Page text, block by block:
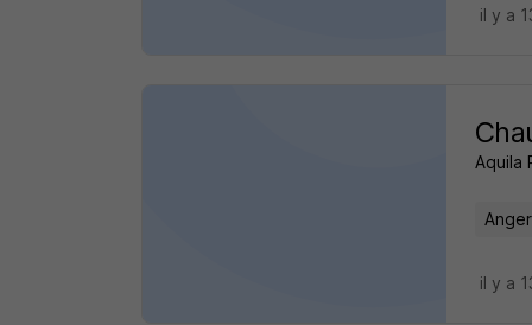
il y a
Aquila
il y a